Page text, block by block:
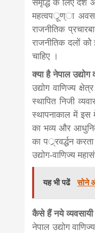
समृद्धि के लिए देश
महत्वपर्ूण्ा अवसर
राजनीतिक
राजनीतिक दलों कोे
चाहिए ।
क्या है नेपाल उद्योग
उद्योग वाणिज्य
स्थापित निजी
स्थापनाकाल में इस
का भव्य और आधुनिक
का पर््रवर्द्धन
उद्योग-वाणिज्य
यह भी पढें सोने
कैसे हैं नये
नेपाल उद्योग